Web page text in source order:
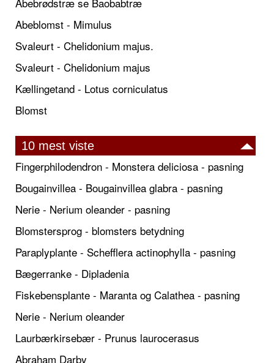
Abeblomst - Mimulus
Svaleurt - Chelidonium majus.
Svaleurt - Chelidonium majus
Kællingetand - Lotus corniculatus
Blomst
10 mest viste
Fingerphilodendron - Monstera deliciosa - pasning
Bougainvillea - Bougainvillea glabra - pasning
Nerie - Nerium oleander - pasning
Blomstersprog - blomsters betydning
Paraplyplante - Schefflera actinophylla - pasning
Bægerranke - Dipladenia
Fiskebensplante - Maranta og Calathea - pasning
Nerie - Nerium oleander
Laurbærkirsebær - Prunus laurocerasus
Abraham Darby